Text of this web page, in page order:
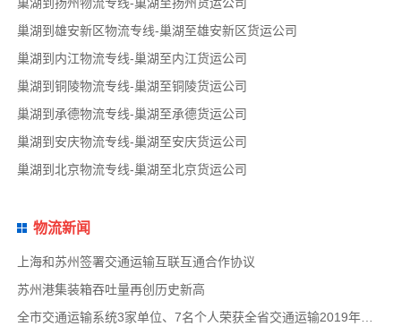
巢湖到雄安新区物流专线-巢湖至雄安新区货运公司
巢湖到内江物流专线-巢湖至内江货运公司
巢湖到铜陵物流专线-巢湖至铜陵货运公司
巢湖到承德物流专线-巢湖至承德货运公司
巢湖到安庆物流专线-巢湖至安庆货运公司
巢湖到北京物流专线-巢湖至北京货运公司
物流新闻
上海和苏州签署交通运输互联互通合作协议
苏州港集装箱吞吐量再创历史新高
全市交通运输系统3家单位、7名个人荣获全省交通运输2019年度扫黑除恶专项斗争先进集体和先